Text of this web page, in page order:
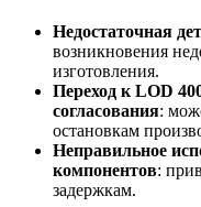
Недостаточная
возникновения
изготовления.
Переход к LOD
согласования:
остановкам
Неправильное
компонентов:
задержкам.